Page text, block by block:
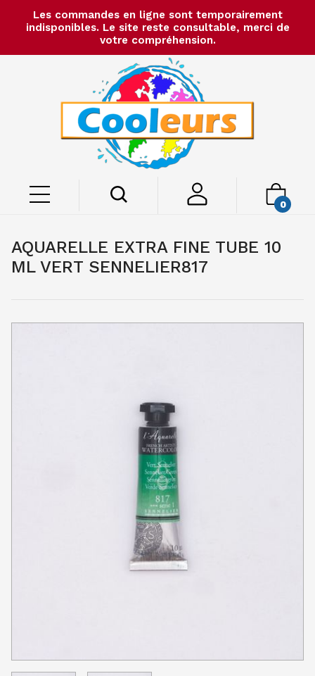
Les commandes en ligne sont temporairement
indisponibles. Le site reste consultable, merci de
votre compréhension.
0
AQUARELLE EXTRA FINE TUBE 10
ML VERT SENNELIER817